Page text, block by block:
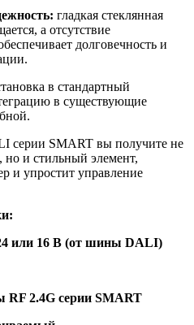
гладкая стеклянная
а отсутствие
долговечность и
в стандартный
в существующие
серии SMART вы получите не
но и стильный элемент,
и упростит управление
или 16 В (от шины DALI)
RF 2.4G серии SMART